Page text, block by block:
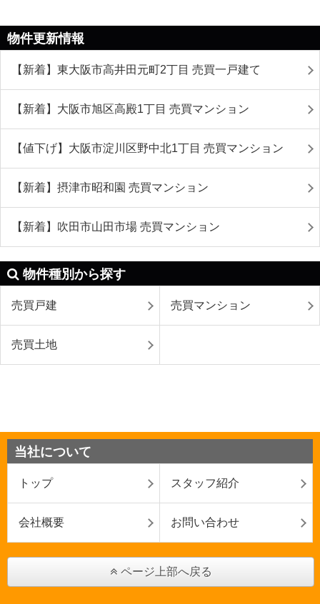
物件更新情報
【新着】東大阪市高井田元町2丁目 売買一戸建て
【新着】大阪市旭区高殿1丁目 売買マンション
【値下げ】大阪市淀川区野中北1丁目 売買マンション
【新着】摂津市昭和園 売買マンション
【新着】吹田市山田市場 売買マンション
物件種別から探す
売買戸建 売買マンション
売買土地
当社について
トップ スタッフ紹介
会社概要 お問い合わせ
ページ上部へ戻る